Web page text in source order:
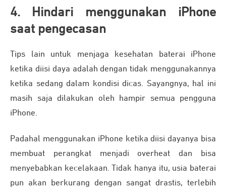
4. Hindari menggunakan iPhone
saat pengecasan
Tips lain untuk menjaga kesehatan baterai iPhone
ketika diisi daya adalah dengan tidak menggunakannya
ketika sedang dalam kondisi dicas. Sayangnya, hal ini
masih saja dilakukan oleh hampir semua pengguna
iPhone.
Padahal menggunakan iPhone ketika diisi dayanya bisa
membuat perangkat menjadi overheat dan bisa
menyebabkan kecelakaan. Tidak hanya itu, usia baterai
pun akan berkurang dengan sangat drastis, terlebih